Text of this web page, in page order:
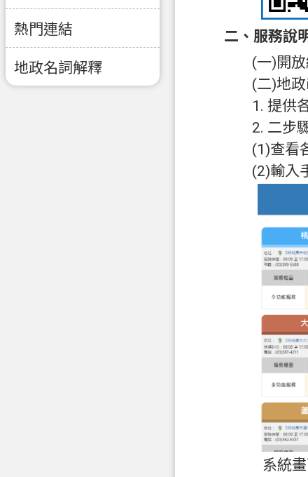
熱門連結
地政名詞解釋
二、服務說
(一)開
(二)地
1. 提供
2. 二步
(1)查看
(2)輸入
系統